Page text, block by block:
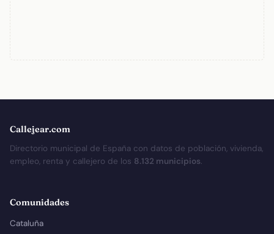
Callejear.com
Directorio municipal de España con datos de población, vivienda,
empleo, renta y callejero de los 8.132 municipios.
Comunidades
Cataluña